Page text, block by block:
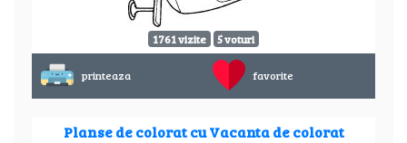
1761 vizite 5 voturi
printeaza favorite
Planse de colorat cu Vacanta de colorat